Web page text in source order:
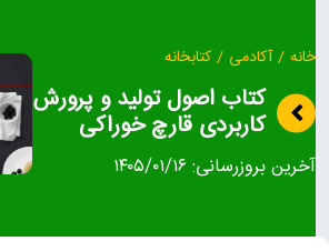
خانه / آکادمی / کتابخانه
کتاب اصول تولید و پرورش
کاربردی قارچ خوراکی
آخرین بروزرسانی: ۱۴۰۵/۰۱/۱۶